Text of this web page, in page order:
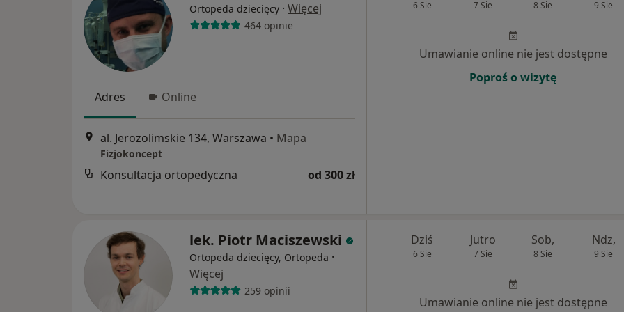
Ortopeda dziecięcy · Więcej
464 opinie
Adres Online
al. Jerozolimskie 134, Warszawa • Mapa
Fizjokoncept
Konsultacja ortopedyczna od 300 zł
6 Sie 7 Sie 8 Sie 9 Sie
Umawianie online nie jest dostępne
Poproś o wizytę
lek. Piotr Maciszewski
Ortopeda dziecięcy, Ortopeda ·
Więcej
259 opinii
Dziś
6 Sie
Jutro
7 Sie
Sob,
8 Sie
Ndz,
9 Sie
Umawianie online nie jest dostępne